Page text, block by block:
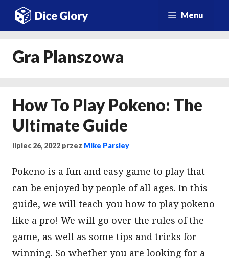
Przejdź
Menu
Gra Planszowa
How To Play Pokeno: The
Ultimate Guide
lipiec 26, 2022 przez Mike Parsley
Pokeno is a fun and easy game to play that
can be enjoyed by people of all ages. In this
guide, we will teach you how to play pokeno
like a pro! We will go over the rules of the
game, as well as some tips and tricks for
winning. So whether you are looking for a